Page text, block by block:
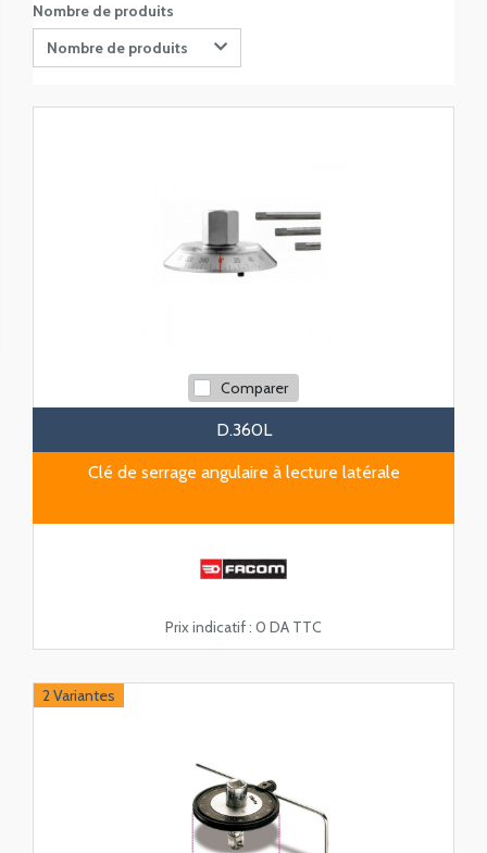
Nombre de produits
Nombre de produits
Comparer
D.360L
Clé de serrage angulaire à lecture latérale
Prix indicatif : 0 DA TTC
2 Variantes